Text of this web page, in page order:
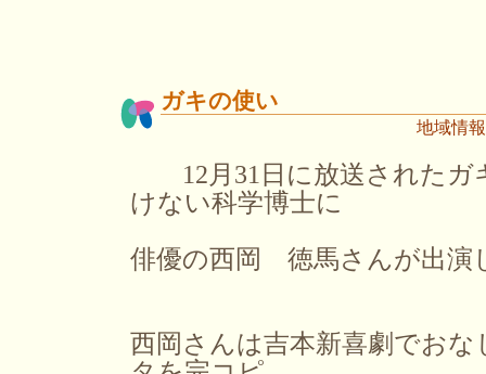
ガキの使い
地域情報
12月31日に放送されたガ
けない科学博士に
俳優の西岡 徳馬さんが出演
西岡さんは吉本新喜劇でお